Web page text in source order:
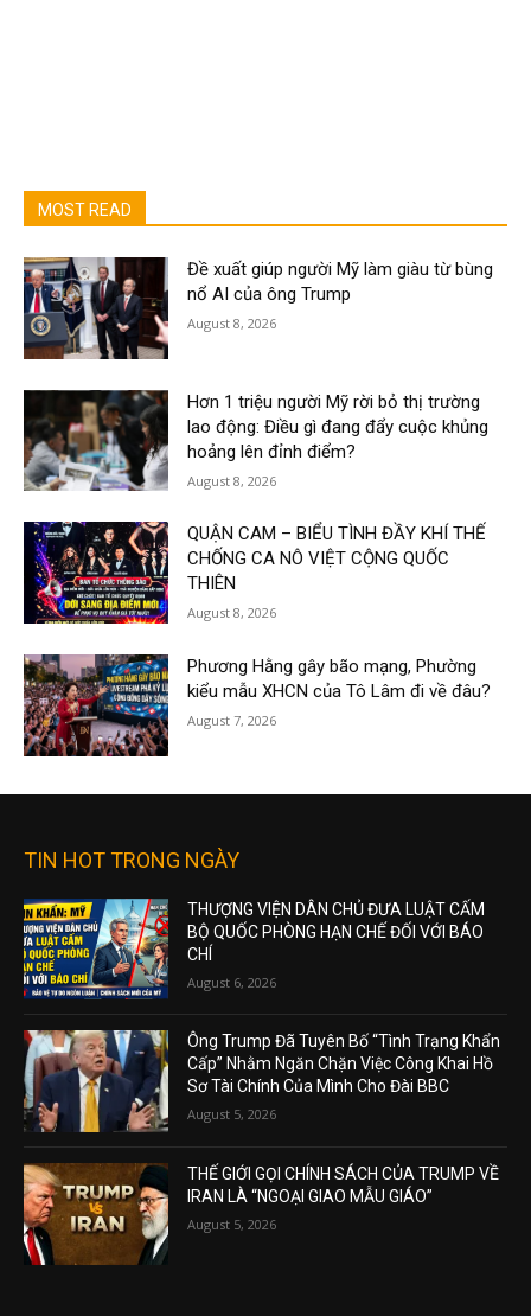
MOST READ
Đề xuất giúp người Mỹ làm giàu từ bùng
nổ AI của ông Trump
August 8, 2026
Hơn 1 triệu người Mỹ rời bỏ thị trường
lao động: Điều gì đang đẩy cuộc khủng
hoảng lên đỉnh điểm?
August 8, 2026
QUẬN CAM – BIỂU TÌNH ĐẦY KHÍ THẾ
CHỐNG CA NÔ VIỆT CỘNG QUỐC
THIÊN
August 8, 2026
Phương Hằng gây bão mạng, Phường
kiểu mẫu XHCN của Tô Lâm đi về đâu?
August 7, 2026
TIN HOT TRONG NGÀY
THƯỢNG VIỆN DÂN CHỦ ĐƯA LUẬT CẤM
BỘ QUỐC PHÒNG HẠN CHẾ ĐỐI VỚI BÁO
CHÍ
August 6, 2026
Ông Trump Đã Tuyên Bố “Tình Trạng Khẩn
Cấp” Nhằm Ngăn Chặn Việc Công Khai Hồ
Sơ Tài Chính Của Mình Cho Đài BBC
August 5, 2026
THẾ GIỚI GỌI CHÍNH SÁCH CỦA TRUMP VỀ
IRAN LÀ “NGOẠI GIAO MẪU GIÁO”
August 5, 2026